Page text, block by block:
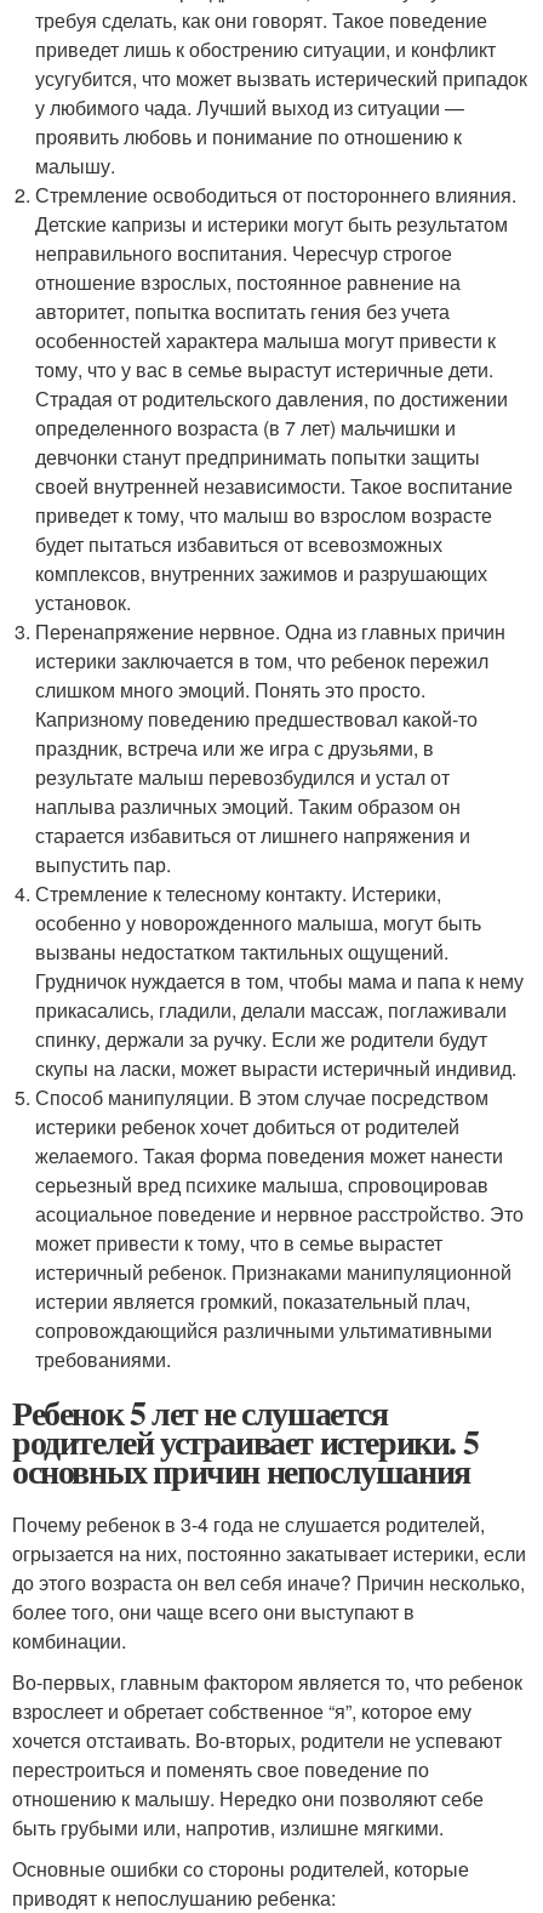
требуя сделать, как они говорят. Такое поведение
приведет лишь к обострению ситуации, и конфликт
усугубится, что может вызвать истерический припадок
у любимого чада. Лучший выход из ситуации —
проявить любовь и понимание по отношению к
малышу.
Стремление освободиться от постороннего влияния.
Детские капризы и истерики могут быть результатом
неправильного воспитания. Чересчур строгое
отношение взрослых, постоянное равнение на
авторитет, попытка воспитать гения без учета
особенностей характера малыша могут привести к
тому, что у вас в семье вырастут истеричные дети.
Страдая от родительского давления, по достижении
определенного возраста (в 7 лет) мальчишки и
девчонки станут предпринимать попытки защиты
своей внутренней независимости. Такое воспитание
приведет к тому, что малыш во взрослом возрасте
будет пытаться избавиться от всевозможных
комплексов, внутренних зажимов и разрушающих
установок.
Перенапряжение нервное. Одна из главных причин
истерики заключается в том, что ребенок пережил
слишком много эмоций. Понять это просто.
Капризному поведению предшествовал какой-то
праздник, встреча или же игра с друзьями, в
результате малыш перевозбудился и устал от
наплыва различных эмоций. Таким образом он
старается избавиться от лишнего напряжения и
выпустить пар.
Стремление к телесному контакту. Истерики,
особенно у новорожденного малыша, могут быть
вызваны недостатком тактильных ощущений.
Грудничок нуждается в том, чтобы мама и папа к нему
прикасались, гладили, делали массаж, поглаживали
спинку, держали за ручку. Если же родители будут
скупы на ласки, может вырасти истеричный индивид.
Способ манипуляции. В этом случае посредством
истерики ребенок хочет добиться от родителей
желаемого. Такая форма поведения может нанести
серьезный вред психике малыша, спровоцировав
асоциальное поведение и нервное расстройство. Это
может привести к тому, что в семье вырастет
истеричный ребенок. Признаками манипуляционной
истерии является громкий, показательный плач,
сопровождающийся различными ультимативными
требованиями.
Ребенок 5 лет не слушается
родителей устраивает истерики. 5
основных причин непослушания
Почему ребенок в 3-4 года не слушается родителей,
огрызается на них, постоянно закатывает истерики, если
до этого возраста он вел себя иначе? Причин несколько,
более того, они чаще всего они выступают в
комбинации.
Во-первых, главным фактором является то, что ребенок
взрослеет и обретает собственное “я”, которое ему
хочется отстаивать. Во-вторых, родители не успевают
перестроиться и поменять свое поведение по
отношению к малышу. Нередко они позволяют себе
быть грубыми или, напротив, излишне мягкими.
Основные ошибки со стороны родителей, которые
приводят к непослушанию ребенка: